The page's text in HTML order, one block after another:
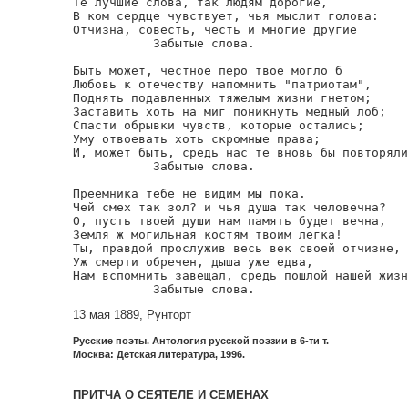
В ком сердце чувствует, чья мыслит голова:
Отчизна, совесть, честь и многие другие
           Забытые слова.
Быть может, честное перо твое могло б
Любовь к отечеству напомнить "патриотам",
Поднять подавленных тяжелым жизни гнетом;
Заставить хоть на миг поникнуть медный лоб;
Спасти обрывки чувств, которые остались;
Уму отвоевать хоть скромные права;
И, может быть, средь нас те вновь бы
           Забытые слова.
Преемника тебе не видим мы пока.
Чей смех так зол? и чья душа так человечна?
О, пусть твоей души нам память будет вечна,
Земля ж могильная костям твоим легка!
Ты, правдой прослужив весь век своей отчизне,
Уж смерти обречен, дыша уже едва,
Нам вспомнить завещал, средь пошлой нашей
           Забытые слова.
13 мая 1889, Рунторт
Русские поэты. Антология русской поэзии в 6-ти т.
Москва: Детская литература, 1996.
ПРИТЧА О СЕЯТЕЛЕ И СЕМЕНАХ